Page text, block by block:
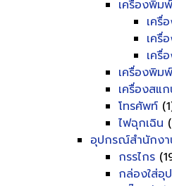
เครื่องพิม
เครื่
เครื่
เครื่
เครื่องพิม
เครื่องสแ
โทรศัพท์
ไฟฉุกเฉิน
อุปกรณ์สำนักงา
กรรไกร
กล่องใส่อุ